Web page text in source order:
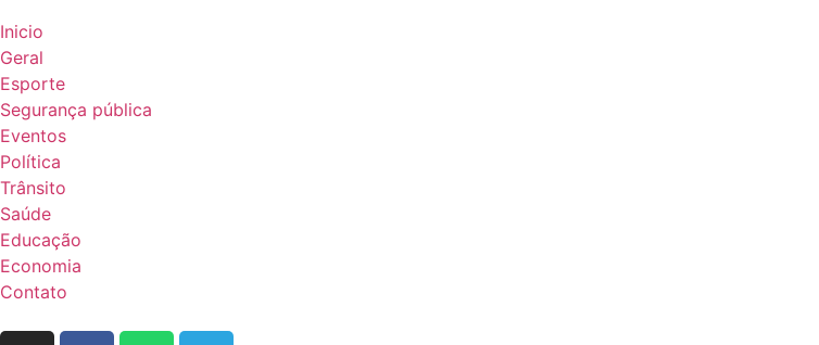
Inicio
Geral
Esporte
Segurança pública
Eventos
Política
Trânsito
Saúde
Educação
Economia
Contato